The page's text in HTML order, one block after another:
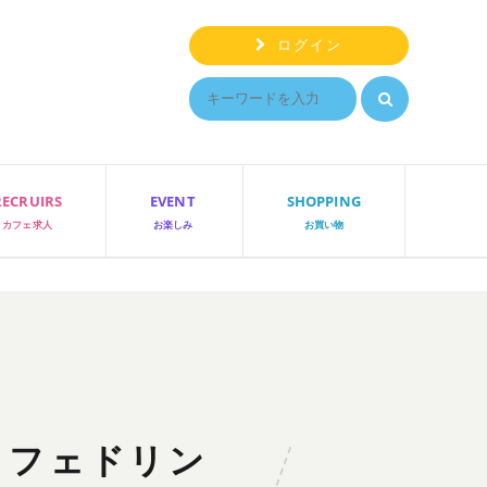
ログイン
カフェ求人
EVENT
お楽しみ
SHOPPING
お買い物
ェドリン